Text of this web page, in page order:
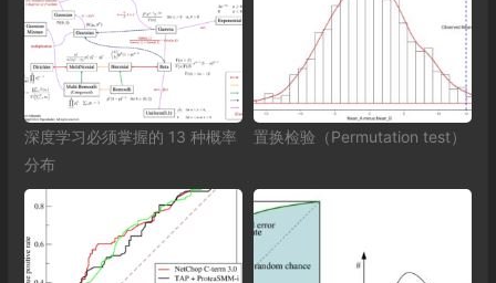
深度学习必须掌握的 13 种概率
分布
置换检验（Permutation test）